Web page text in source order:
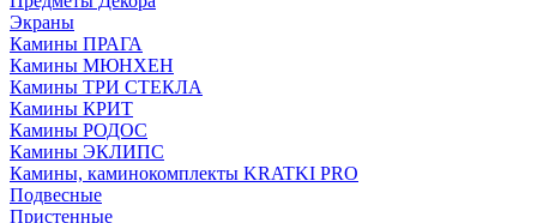
Экраны
Камины ПРАГА
Камины МЮНХЕН
Камины ТРИ СТЕКЛА
Камины КРИТ
Камины РОДОС
Камины ЭКЛИПС
Камины, каминокомплекты KRATKI PRO
Подвесные
Пристенные